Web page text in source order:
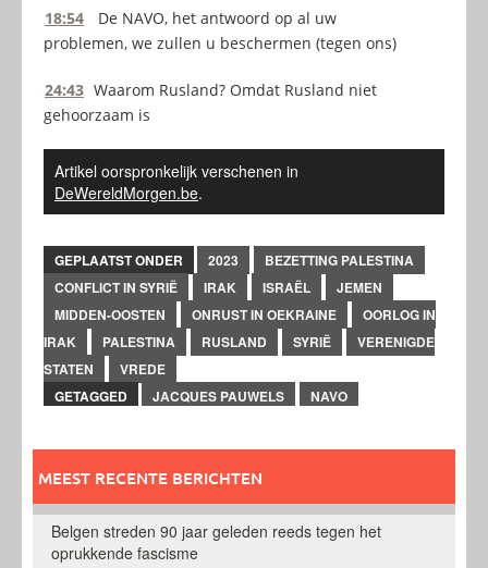
18:54 De NAVO, het antwoord op al uw
problemen, we zullen u beschermen (tegen ons)
24:43 Waarom Rusland? Omdat Rusland niet
gehoorzaam is
Artikel oorspronkelijk verschenen in
DeWereldMorgen.be.
GEPLAATST ONDER 2023
BEZETTING PALESTINA
CONFLICT IN SYRIË
IRAK ISRAËL
JEMEN
MIDDEN-OOSTEN
ONRUST IN OEKRAINE
OORLOG IN
IRAK
PALESTINA RUSLAND SYRIË
VERENIGDE
STATEN
VREDE
GETAGGED
JACQUES PAUWELS NAVO
MEEST RECENTE BERICHTEN
Belgen streden 90 jaar geleden reeds tegen het
oprukkende fascisme